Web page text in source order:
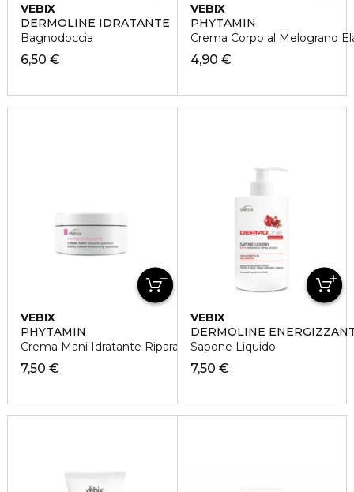
VEBIX
DERMOLINE IDRATANTE
Bagnodoccia
6,50 €
VEBIX
PHYTAMIN
Crema Corpo al Melograno
4,90 €
VEBIX
PHYTAMIN
Crema Mani Idratante Riparatrice
7,50 €
VEBIX
DERMOLINE
Sapone Liquido
7,50 €